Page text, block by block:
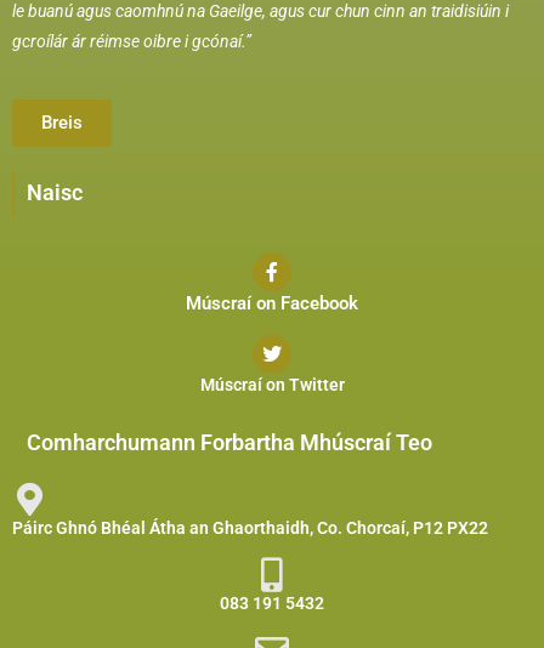
le buanú agus caomhnú na Gaeilge, agus cur chun cinn an traidisiúin i
gcroílár ár réimse oibre i gcónaí.”
Breis
Naisc
Múscraí on Facebook
Múscraí on Twitter
Comharchumann Forbartha Mhúscraí Teo
Páirc Ghnó Bhéal Átha an Ghaorthaidh, Co. Chorcaí, P12 PX22
083 191 5432